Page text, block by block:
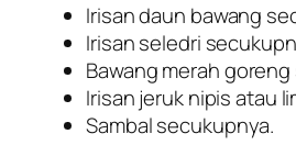
Irisan daun bawang
Irisan seledri
Bawang merah
Irisan jeruk nipis atau
Sambal secukupnya.